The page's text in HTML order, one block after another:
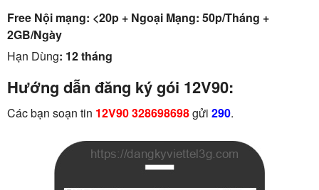
Free Nội mạng: <20p + Ngoại Mạng: 50p/Tháng +
2GB/Ngày
Hạn Dùng: 12 tháng
Hướng dẫn đăng ký gói 12V90:
Các bạn soạn tin 12V90 328698698gửi 290.